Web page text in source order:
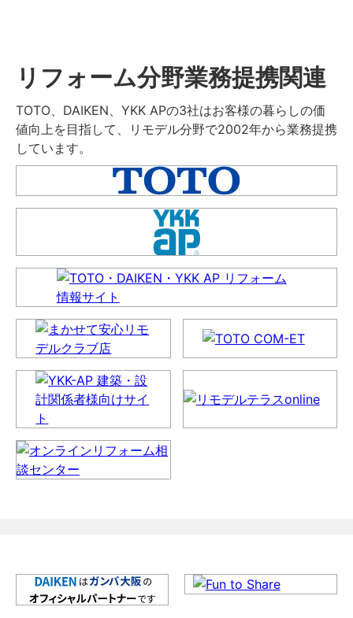
リフォーム分野業務提携関連
TOTO、DAIKEN、YKK APの3社はお客様の暮らしの価
値向上を目指して、リモデル分野で2002年から業務提携
しています。